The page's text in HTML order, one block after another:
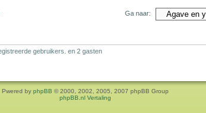
Ga naar:
gebruikers. en 2 gasten
Pwered by phpBB © 2000, 2002, 2005, 2007 phpBB Group
phpBB.nl Vertaling